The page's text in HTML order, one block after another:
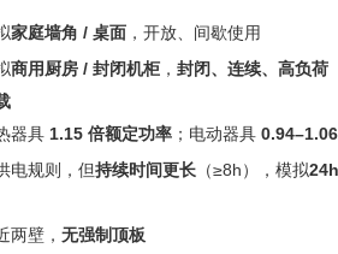
家庭墙角 / 桌面 ，开放、间歇使用
商用厨房 / 封闭机柜 ， 封闭、连续、高负荷
器具 1.15 倍额定功率 ；电动器具
电规则，但持续时间更长 （≥8h），模拟
两壁， 无强制顶板